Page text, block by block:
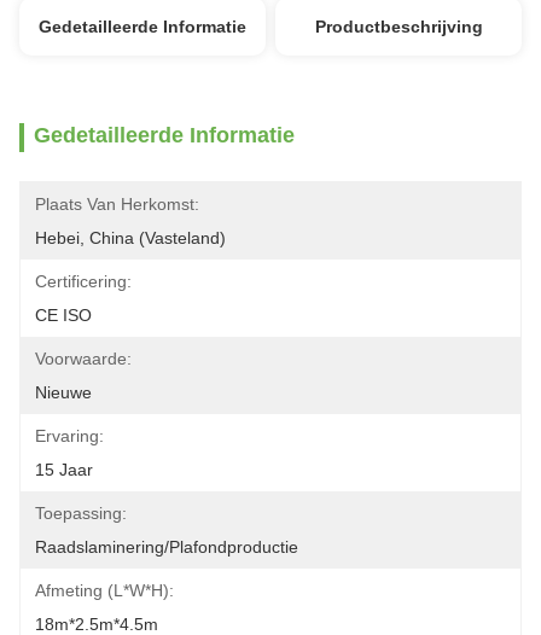
Gedetailleerde Informatie Productbeschrijving
Gedetailleerde Informatie
Plaats Van Herkomst:
Hebei, China (vasteland)
Certificering:
CE ISO
Voorwaarde:
Nieuwe
Ervaring:
15 Jaar
Toepassing:
Raadslaminering/plafondproductie
Afmeting (L*W*H):
18m*2.5m*4.5m